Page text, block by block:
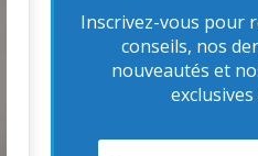
Inscrivez-vous pour
conseils, nos
nouveautés et
exclusives